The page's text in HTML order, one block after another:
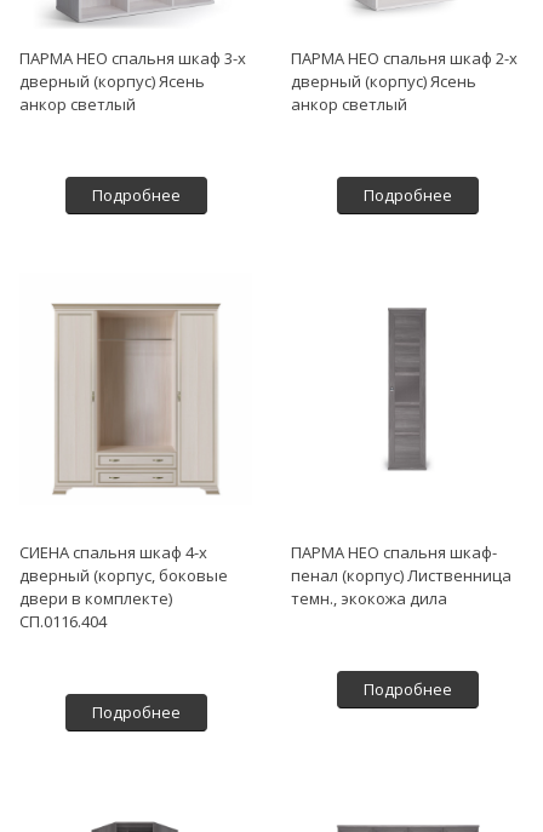
ПАРМА НЕО спальня шкаф 3-х
дверный (корпус) Ясень
анкор светлый
Подробнее
ПАРМА НЕО спальня шкаф 2-х
дверный (корпус) Ясень
анкор светлый
Подробнее
СИЕНА спальня шкаф 4-х
дверный (корпус, боковые
двери в комплекте)
СП.0116.404
Подробнее
ПАРМА НЕО спальня шкаф-
пенал (корпус) Лиственница
темн., экокожа дила
Подробнее